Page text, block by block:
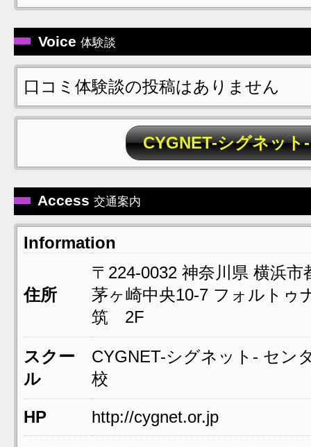
Voice 体験談
口コミ体験談の投稿はありません
CYGNET-シグネッ
Access 交通案内
Information
住所
〒224-0032 神奈川県 横浜市
茅ヶ崎中央10-7フォルトゥ
筑 2F
スクー
ル
CYGNET-シグネット- セン
校
HP http://cygnet.or.jp